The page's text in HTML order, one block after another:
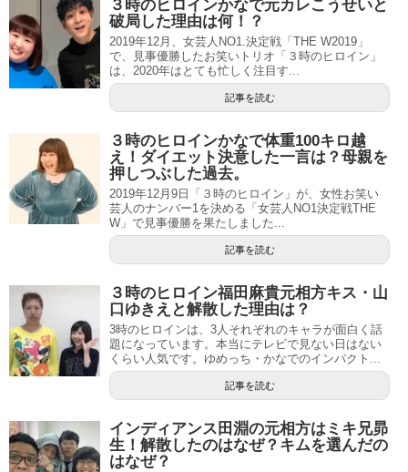
３時のヒロインかなで元カレこうせいと
破局した理由は何！？
2019年12月、女芸人NO1.決定戦「THE W2019」
で、見事優勝したお笑いトリオ「３時のヒロイン」
は、2020年はとても忙しく注目す...
記事を読む
３時のヒロインかなで体重100キロ越
え！ダイエット決意した一言は？母親を
押しつぶした過去。
2019年12月9日「３時のヒロイン」が、女性お笑い
芸人のナンバー1を決める「女芸人NO1決定戦THE
W」で見事優勝を果たしました...
記事を読む
３時のヒロイン福田麻貴元相方キス・山
口ゆきえと解散した理由は？
3時のヒロインは、3人それぞれのキャラが面白く話
題になっています。本当にテレビで見ない日はない
くらい人気です。ゆめっち・かなでのインパクト...
記事を読む
インディアンス田淵の元相方はミキ兄昴
生！解散したのはなぜ？キムを選んだの
はなぜ？